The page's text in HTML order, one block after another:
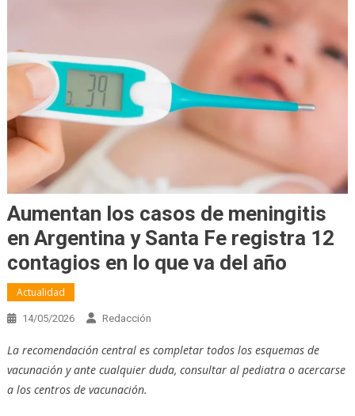
Aumentan los casos de meningitis
en Argentina y Santa Fe registra 12
contagios en lo que va del año
Actualidad
14/05/2026 Redacción
La recomendación central es completar todos los esquemas de
vacunación y ante cualquier duda, consultar al pediatra o acercarse
a los centros de vacunación.